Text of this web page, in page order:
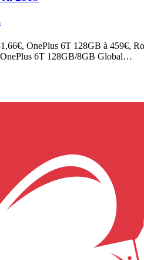
OnePlus 6T 128GB à 459€,
6T 128GB/8GB Global…